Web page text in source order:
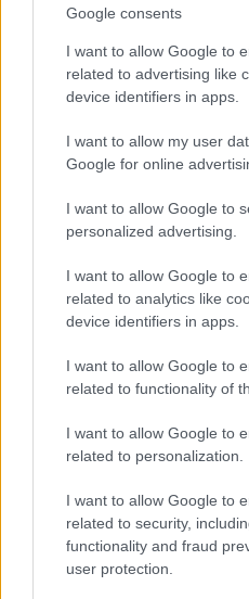
Google consents
I want to allow Google to
related to advertising like
device identifiers in apps.
I want to allow my user
Google for online
I want to allow Google to
personalized advertising.
I want to allow Google to
related to analytics like
device identifiers in apps.
I want to allow Google to
related to functionality of
I want to allow Google to
related to personalization.
I want to allow Google to
related to security,
functionality and fraud
user protection.
előtte ott is lesz egy
hogy addigra
autót, hiszen a téli
Winter Series-ben ezen
pozíciót szereznem” –
Egyetemi Csoporthoz
Mobilitás-fejlesztési
létrehozott és
Motorsport Academy
összetett 17. helyén áll,
F4-es spanyol
idei szezonja november
Barcelonában.